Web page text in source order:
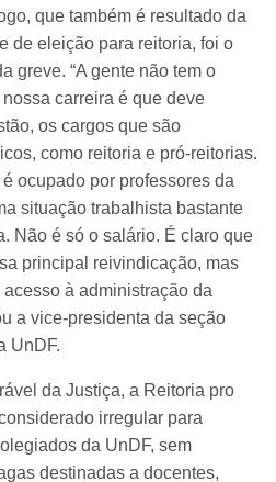
que também é resultado da
de eleição para reitoria, foi o
greve. “A gente não tem o
carreira é que deve
os cargos que são
como reitoria e pró-reitorias.
ocupado por professores da
situação trabalhista bastante
Não é só o salário. É claro que
principal reivindicação, mas
à administração da
a vice-presidenta da seção
UnDF.
da Justiça, a Reitoria pro
irregular para
da UnDF, sem
destinadas a docentes,